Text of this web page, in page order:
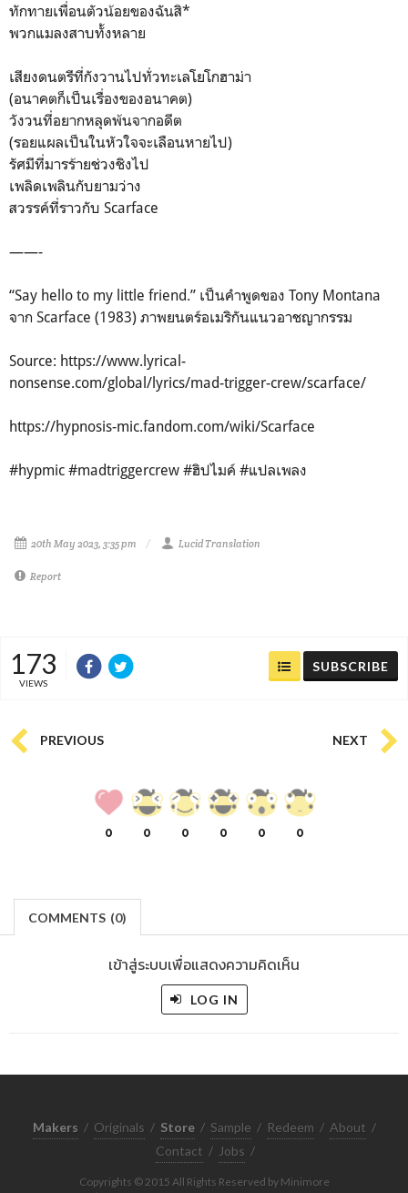
ทักทายเพื่อนตัวน้อยของฉันสิ*
พวกแมลงสาบทั้งหลาย
เสียงดนตรีที่กังวานไปทั่วทะเลโยโกฮาม่า
(อนาคตก็เป็นเรื่องของอนาคต)
วังวนที่อยากหลุดพ้นจากอดีต
(รอยแผลเป็นในหัวใจจะเลือนหายไป)
รัศมีที่มารร้ายช่วงชิงไป
เพลิดเพลินกับยามว่าง
สวรรค์ที่ราวกับ Scarface
——-
“Say hello to my little friend.” เป็นคำพูดของ Tony Montana
จาก Scarface (1983) ภาพยนตร์อเมริกันแนวอาชญากรรม
Source: https://www.lyrical-
nonsense.com/global/lyrics/mad-trigger-crew/scarface/
https://hypnosis-mic.fandom.com/wiki/Scarface
#hypmic #madtriggercrew #ฮิปไมค์ #แปลเพลง
20th May 2023, 3:35 pm Lucid Translation
Report
173
VIEWS
SUBSCRIBE
PREVIOUS NEXT
0 0 0 0 0 0
COMMENTS (0)
เข้าสู่ระบบเพื่อแสดงความคิดเห็น
LOG IN
Makers / Originals / Store / Sample / Redeem / About /
Contact / Jobs /
Copyrights © 2015 All Rights Reserved by Minimore